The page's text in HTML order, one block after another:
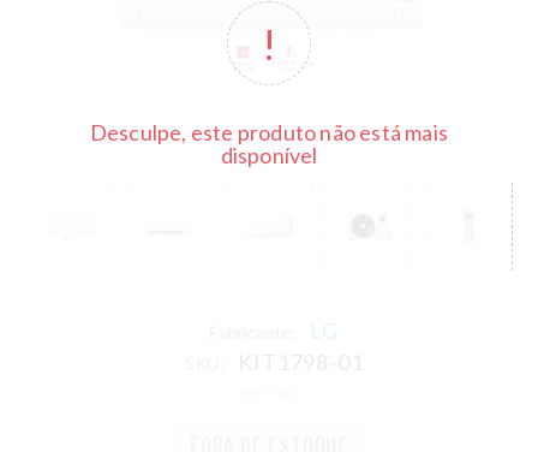
Desculpe, este produto não está mais
disponível
LG